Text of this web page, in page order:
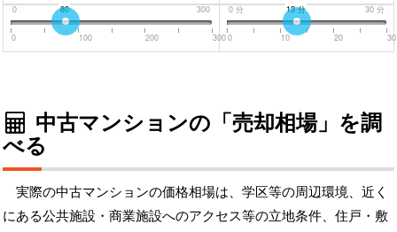
0 300
80
0 100 200 300
0 分 30 分
13分
0 10 20 30
中古マンションの「売却相場」を調
べる
実際の中古マンションの価格相場は、学区等の周辺環境、近く
にある公共施設・商業施設へのアクセス等の立地条件、住戸・敷